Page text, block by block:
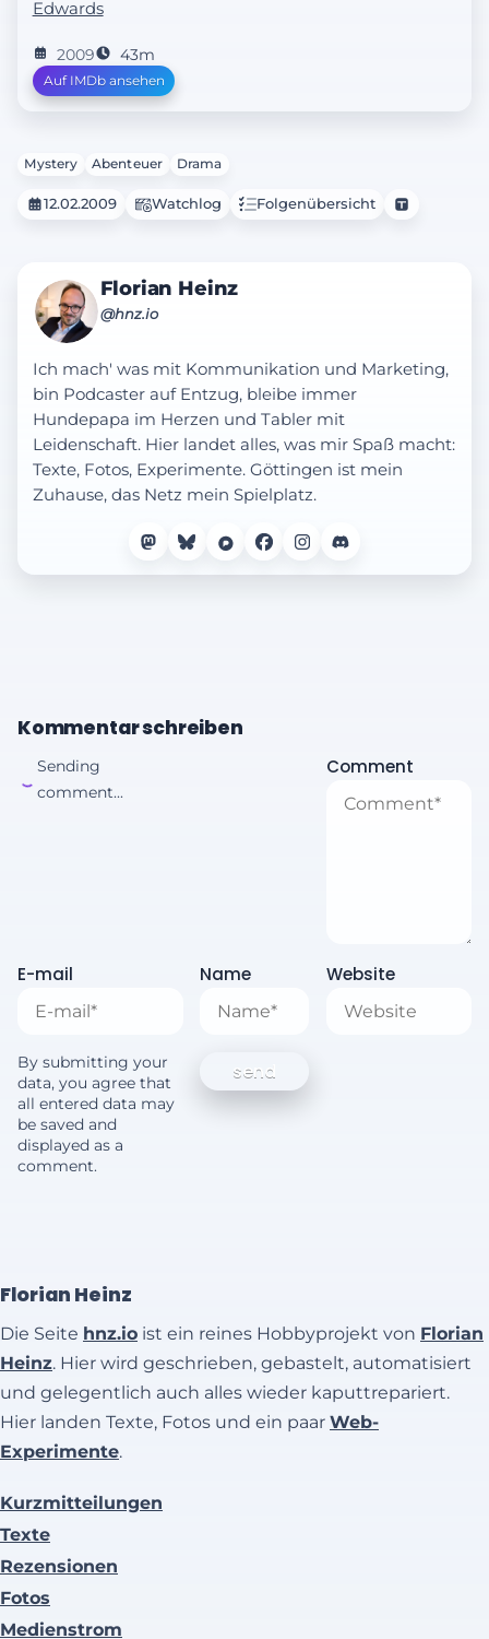
Edwards
2009 43m
Auf IMDb ansehen
Mystery Abenteuer Drama
12.02.2009 Watchlog Folgenübersicht
Florian Heinz
@hnz.io
Ich mach' was mit Kommunikation und Marketing,
bin Podcaster auf Entzug, bleibe immer
Hundepapa im Herzen und Tabler mit
Leidenschaft. Hier landet alles, was mir Spaß macht:
Texte, Fotos, Experimente. Göttingen ist mein
Zuhause, das Netz mein Spielplatz.
Kommentar schreiben
Sending
comment...
Comment
E-mail Name Website
By submitting your
data, you agree that
all entered data may
be saved and
displayed as a
comment.
Florian Heinz
Die Seite hnz.io ist ein reines Hobbyprojekt von Florian
Heinz. Hier wird geschrieben, gebastelt, automatisiert
und gelegentlich auch alles wieder kaputtrepariert.
Hier landen Texte, Fotos und ein paar Web-
Experimente.
Kurzmitteilungen
Texte
Rezensionen
Fotos
Medienstrom